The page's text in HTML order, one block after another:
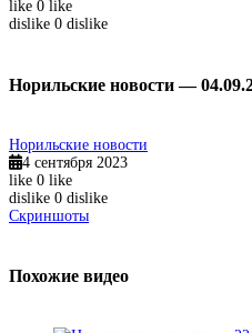
like 0 like
dislike 0 dislike
Норильские новости —
Норильские новости
4 сентября 2023
like 0 like
dislike 0 dislike
Скриншоты
Похожие видео